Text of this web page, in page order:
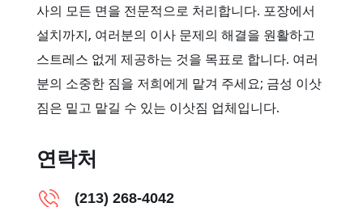
사의 모든 면을 전문적으로 처리합니다. 포장에서
설치까지, 여러분의 이사 문제의 해결을 원활하고
스트레스 없게 제공하는 것을 목표로 합니다. 여러
분의 소중한 짐을 저희에게 맡겨 주세요; 금성 이삿
짐은 밑고 맡길 수 있는 이삿짐 업체입니다.
연락처
(213) 268-4042